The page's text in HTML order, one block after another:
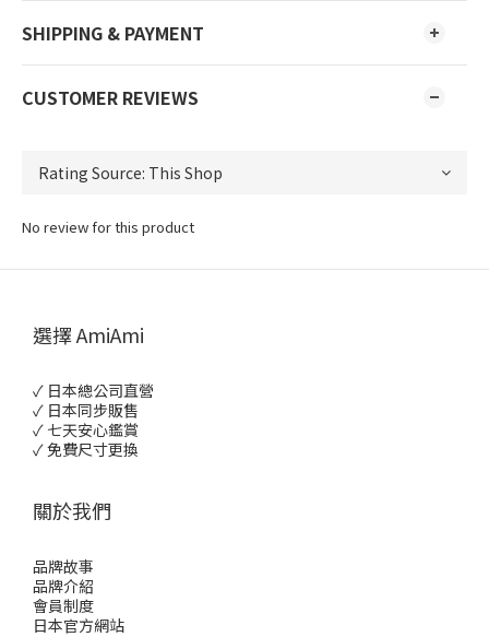
SHIPPING & PAYMENT
CUSTOMER REVIEWS
No review for this product
選擇 AmiAmi
✓ 日本總公司直營
✓ 日本同步販售
✓ 七天安心鑑賞
✓ 免費尺寸更換
關於我們
品牌故事
品牌介紹
會員制度
日本官方網站